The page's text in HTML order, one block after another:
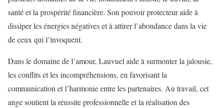
santé et la prospérité financière. Son pouvoir protecteur aide à
dissiper les énergies négatives et à attirer l’abondance dans la vie
de ceux qui l’invoquent.
Dans le domaine de l’amour, Lauvuel aide à surmonter la jalousie,
les conflits et les incompréhensions, en favorisant la
communication et l’harmonie entre les partenaires. Au travail, cet
ange soutient la réussite professionnelle et la réalisation des